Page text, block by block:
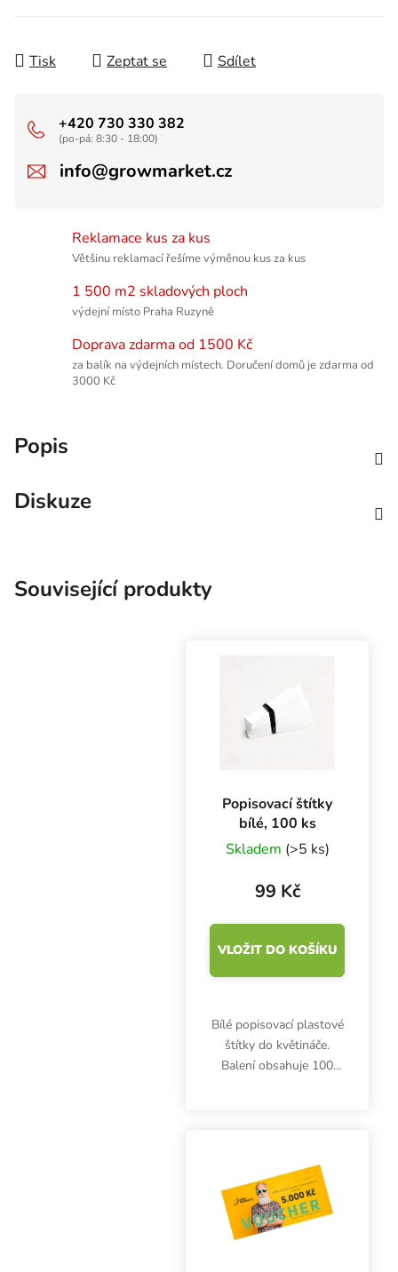
Tisk Zeptat se Sdílet
+420 730 330 382
(po-pá: 8:30 - 18:00)
info@growmarket.cz
Reklamace kus za kus
Většinu reklamací řešíme výměnou kus za kus
1 500 m2 skladových ploch
výdejní místo Praha Ruzyně
Doprava zdarma od 1500 Kč
za balík na výdejních místech. Doručení domů je zdarma od
3000 Kč
Popis
Diskuze
Související produkty
Popisovací štítky
bílé, 100 ks
Skladem (>5 ks)
99 Kč
VLOŽIT DO KOŠÍKU
Bílé popisovací plastové
štítky do květináče.
Balení obsahuje 100